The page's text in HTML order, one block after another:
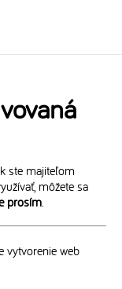
ste majiteľom
môžete sa
prosím.
vytvorenie web